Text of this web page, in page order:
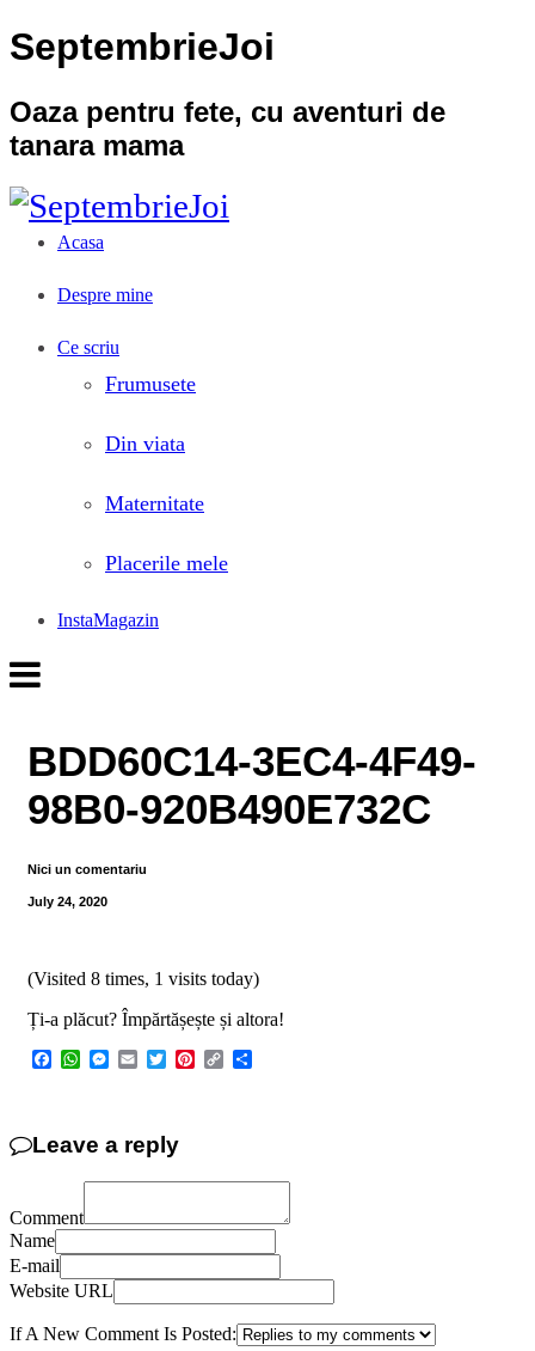
SeptembrieJoi
Oaza pentru fete, cu aventuri de
tanara mama
Acasa
Despre mine
Ce scriu
Frumusete
Din viata
Maternitate
Placerile mele
InstaMagazin
BDD60C14-3EC4-4F49-
98B0-920B490E732C
Nici un comentariu
July 24, 2020
(Visited 8 times, 1 visits today)
Ți-a plăcut? Împărtășește și altora!
Facebook
WhatsApp
Messenger
EmailTwitterPinterest
Copy
Leave a reply
Comment
Name
E-mail
Website URL
If A New Comment Is Posted: